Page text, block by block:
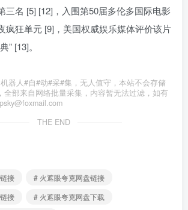
三名 [5] [12]，入围第50届多伦多国际电影
疯狂单元 [9]，美国权威娱乐媒体评价该片
” [13]。
器人#自#动#采#集，无人值守，本站不会存储
全部来自网络批量采集，内容暂无法过滤，如有
THE END
接
# 火遮眼夸克网盘链接
接
# 火遮眼夸克网盘下载